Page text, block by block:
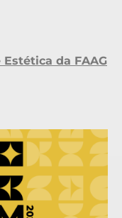
da FAAG